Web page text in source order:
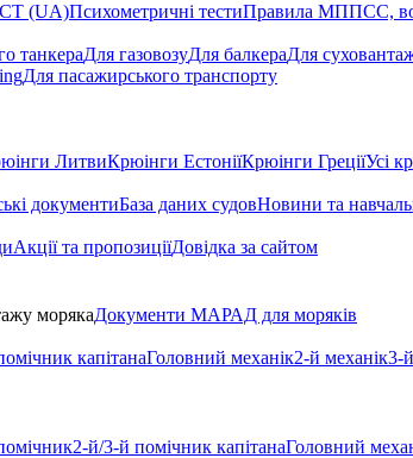
(UA)Психометричні тестиПравила МППСС,
танкераДля газовозуДля балкераДля
Для пасажирського транспорту
ЛитвиКрюінги ЕстоніїКрюінги ГреціїУсі
документиБаза даних судовНовини та
Акції та пропозиціїДовідка за сайтом
морякаДокументи МАРАД для моряків
капітанаГоловний механік2-й механік3-
2-й/3-й помічник капітанаГоловний